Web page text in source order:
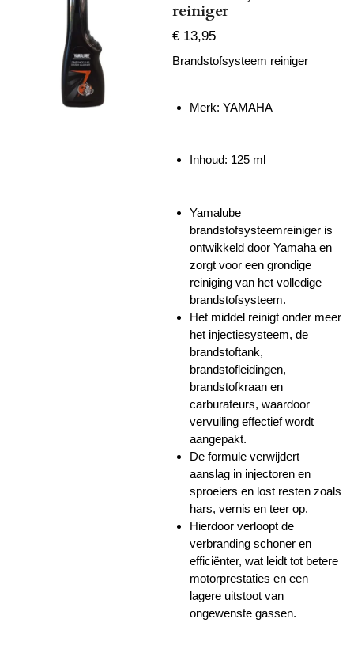
reiniger
€ 13,95
Brandstofsysteem reiniger
Merk: YAMAHA
Inhoud: 125 ml
Yamalube
brandstofsysteemreiniger is
ontwikkeld door Yamaha en
zorgt voor een grondige
reiniging van het volledige
brandstofsysteem.
Het middel reinigt onder meer
het injectiesysteem, de
brandstoftank,
brandstofleidingen,
brandstofkraan en
carburateurs, waardoor
vervuiling effectief wordt
aangepakt.
De formule verwijdert
aanslag in injectoren en
sproeiers en lost resten zoals
hars, vernis en teer op.
Hierdoor verloopt de
verbranding schoner en
efficiënter, wat leidt tot betere
motorprestaties en een
lagere uitstoot van
ongewenste gassen.